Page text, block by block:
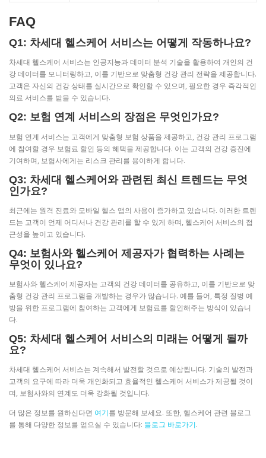
FAQ
Q1: 차세대 헬스케어 서비스는 어떻게 작동하나요?
차세대 헬스케어 서비스는 인공지능과 데이터 분석 기술을 활용하여 개인의 건
강 데이터를 모니터링하고, 이를 기반으로 맞춤형 건강 관리 전략을 제공합니다.
고객은 자신의 건강 상태를 실시간으로 확인할 수 있으며, 필요한 경우 즉각적인
의료 서비스를 받을 수 있습니다.
Q2: 보험 연계 서비스의 장점은 무엇인가요?
보험 연계 서비스는 고객에게 맞춤형 보험 상품을 제공하고, 건강 관리 프로그램
에 참여할 경우 보험료 할인 등의 혜택을 제공합니다. 이는 고객의 건강 증진에
기여하며, 보험사에게는 리스크 관리를 용이하게 합니다.
Q3: 차세대 헬스케어와 관련된 최신 트렌드는 무엇
인가요?
최근에는 원격 진료와 모바일 헬스 앱의 사용이 증가하고 있습니다. 이러한 트렌
드는 고객이 언제 어디서나 건강 관리를 할 수 있게 하며, 헬스케어 서비스의 접
근성을 높이고 있습니다.
Q4: 보험사와 헬스케어 제공자가 협력하는 사례는
무엇이 있나요?
보험사와 헬스케어 제공자는 고객의 건강 데이터를 공유하고, 이를 기반으로 맞
춤형 건강 관리 프로그램을 개발하는 경우가 많습니다. 예를 들어, 특정 질병 예
방을 위한 프로그램에 참여하는 고객에게 보험료를 할인해주는 방식이 있습니
다.
Q5: 차세대 헬스케어 서비스의 미래는 어떻게 될까
요?
차세대 헬스케어 서비스는 계속해서 발전할 것으로 예상됩니다. 기술의 발전과
고객의 요구에 따라 더욱 개인화되고 효율적인 헬스케어 서비스가 제공될 것이
며, 보험사와의 연계도 더욱 강화될 것입니다.
더 많은 정보를 원하신다면 여기를 방문해 보세요. 또한, 헬스케어 관련 블로그
를 통해 다양한 정보를 얻으실 수 있습니다: 블로그 바로가기.